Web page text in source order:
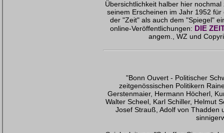
Übersichtlichkeit halber hier
seinem Erscheinen im Jahr 1952
der "Zeit" als auch dem "Spiegel"
online-Veröffentlichungen: DIE
angem., WZ und
"Bonn Ouvert - Politischer
zeitgenössischen Politikern
Gerstenmaier, Hermann Höcherl,
Walter Scheel, Karl Schiller, Helmut
Josef Strauß, Adolf von Thadden